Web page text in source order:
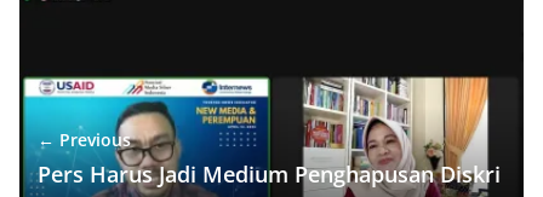
k
k
← Previous
Pers Harus Jadi Medium Penghapusan Diskri